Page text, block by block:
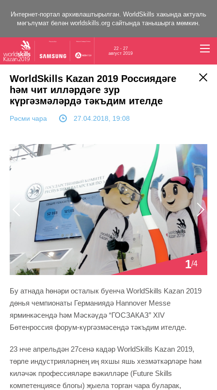
Интернет-портал архивлаштырылган. WorldSkills хакында актуаль
мәгълүмат белән worldskills.org сайтында танышырга мөмкин.
22 - 27
август 2019
WorldSkills Kazan 2019 Россиядәге
һәм чит илләрдәге зур
күргәзмәләрдә тәкъдим ителде
Рәсми чара 27.04.2018, 19:08
Previous Next
1/4
Бу атнада һөнәри осталык буенча WorldSkills Kazan 2019
дөнья чемпионаты Германиядә Hannover Messe
ярминкәсендә һәм Мәскәүдә “ГОСЗАКАЗ” XIV
Бөтенроссия форум-күргәзмәсендә тәкъдим ителде.
23 нче апрельдән 27сенә кадәр WorldSkills Kazan 2019,
төрле индустрияләрнең иң яхшы яшь хезмәткәрләре һәм
киләчәк профессияләре вәкилләре (Future Skills
компетенциясе блогы) җыела торган чара буларак,